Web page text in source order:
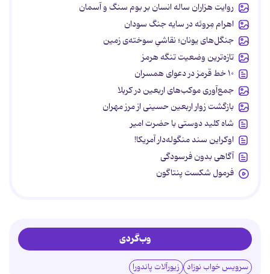
روایت هزاران ساله انسان بر بوم سنگ و آسمان
اهرام مِروئه در سایه جنگ سودان
جنگل‌های یونان؛ نقاشیِ سوخته‌ی زمین
تازه‌ترین وضعیت تنگه هرمز
۱۰ خط قرمز در دعوای همسران
جمع‌آوری موکب‌های اربعین در کربلا
بازگشت زوار اربعین حسینی از مرز مهران
شاه کلید دوستی با حضرت امیر
اوکراین سند منگوله‌دار آمریکا!
آگاهی بدون فرسودگی
فرمول شکست پنتاگون
وب‌گردی
سرویس خواب نوزاد زیورآلات پاندورا